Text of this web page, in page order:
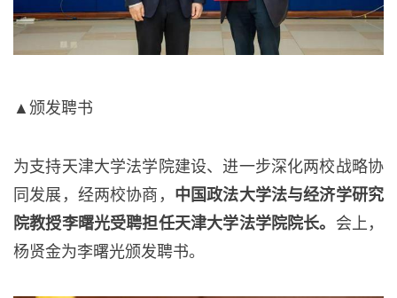
▲颁发聘书
为支持天津大学法学院建设、进一步深化两校战略协
同发展，经两校协商， 中国政法大学法与经济学研究
院教授李曙光受聘担任天津大学法学院院长。 会上，
杨贤金为李曙光颁发聘书。